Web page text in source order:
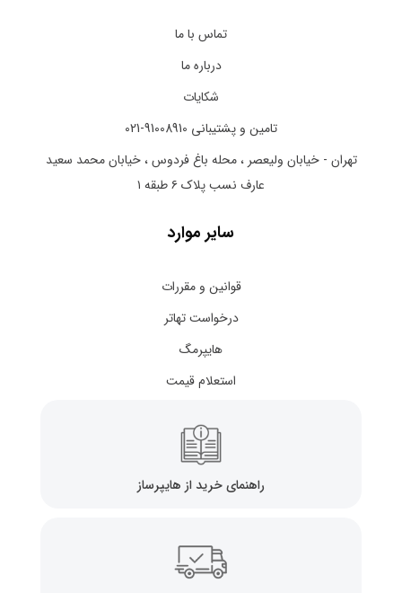
تماس با ما
درباره ما
شکایات
تامین و پشتیبانی 91008910-021
تهران - خیابان ولیعصر ، محله باغ فردوس ، خیابان محمد سعید
عارف نسب پلاک ۶ طبقه ۱
سایر موارد
قوانین و مقررات
درخواست تهاتر
هایپرمگ
استعلام قیمت
راهنمای خرید از هایپرساز